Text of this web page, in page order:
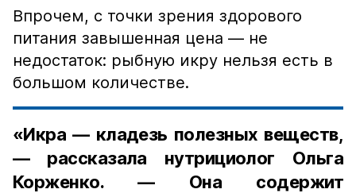
Впрочем, с точки зрения здорового
питания завышенная цена — не
недостаток: рыбную икру нельзя есть в
большом количестве.
«Икра — кладезь полезных веществ,
— рассказала нутрициолог Ольга
Корженко. — Она содержит